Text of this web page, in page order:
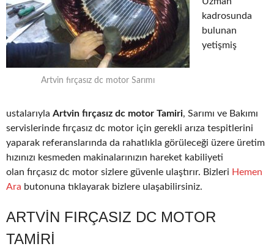
Artvin fırçasız dc motor Sarımı
kadrosunda
bulunan
yetişmiş
ustalarıyla Artvin fırçasız dc motor Tamiri, Sarımı ve Bakımı
servislerinde fırçasız dc motor için gerekli arıza tespitlerini
yaparak referanslarında da rahatlıkla görüleceği üzere üretim
hızınızı kesmeden makinalarınızın hareket kabiliyeti
olan fırçasız dc motor sizlere güvenle ulaştırır. Bizleri Hemen
Ara butonuna tıklayarak bizlere ulaşabilirsiniz.
ARTVIN FIRÇASIZ DC MOTOR
TAMIRI